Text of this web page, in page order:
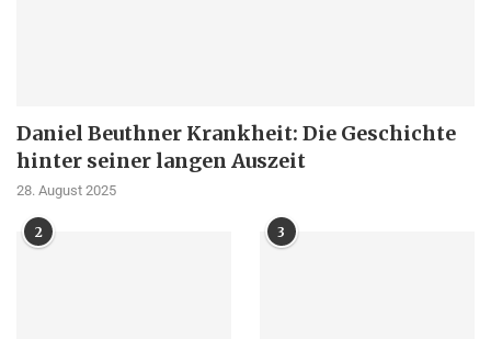
Daniel Beuthner Krankheit: Die Geschichte
hinter seiner langen Auszeit
28. August 2025
2 3